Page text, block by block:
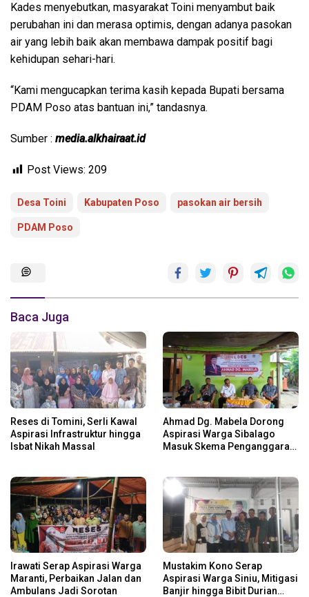
Kades menyebutkan, masyarakat Toini menyambut baik
perubahan ini dan merasa optimis, dengan adanya pasokan
air yang lebih baik akan membawa dampak positif bagi
kehidupan sehari-hari.
“Kami mengucapkan terima kasih kepada Bupati bersama
PDAM Poso atas bantuan ini,” tandasnya.
Sumber : media.alkhairaat.id
Post Views: 209
Desa Toini Kabupaten Poso pasokan air bersih
PDAM Poso
Baca Juga
Reses di Tomini, Serli Kawal
Aspirasi Infrastruktur hingga
Isbat Nikah Massal
Ahmad Dg. Mabela Dorong
Aspirasi Warga Sibalago
Masuk Skema Penganggaran
Irawati Serap Aspirasi Warga
Maranti, Perbaikan Jalan dan
Ambulans Jadi Sorotan
Mustakim Kono Serap
Aspirasi Warga Siniu, Mitigasi
Banjir hingga Bibit Durian